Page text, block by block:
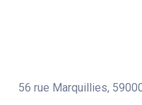
56 rue Marquillies,